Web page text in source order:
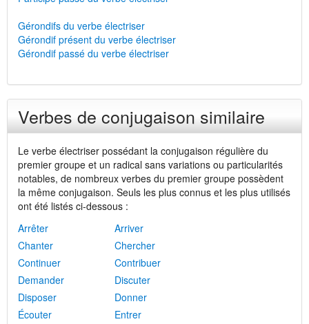
Gérondifs du verbe électriser
Gérondif présent du verbe électriser
Gérondif passé du verbe électriser
Verbes de conjugaison similaire
Le verbe électriser possédant la conjugaison régulière du
premier groupe et un radical sans variations ou particularités
notables, de nombreux verbes du premier groupe possèdent
la même conjugaison. Seuls les plus connus et les plus utilisés
ont été listés ci-dessous :
Arrêter
Arriver
Chanter
Chercher
Continuer
Contribuer
Demander
Discuter
Disposer
Donner
Écouter
Entrer